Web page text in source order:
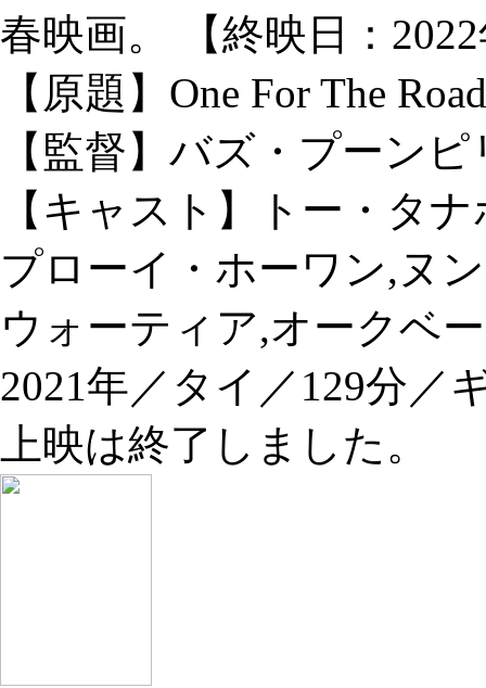
春映画。 【終映日：
【原題】One For The Road
【監督】バズ・プーンピ
【キャスト】トー・タ
プローイ・ホーワン,ヌ
ウォーティア,オークベ
2021年／タイ／129分／
上映は終了しました。